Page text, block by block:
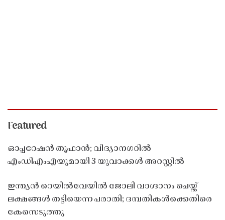
Featured
ഓപ്പറേഷൻ തൂഫാൻ; വിദ്യാനഗറിൽ
എംഡിഎംഎയുമായി 3 യുവാക്കൾ അറസ്റ്റിൽ
ഇന്ത്യൻ റെയിൽവേയിൽ ജോലി വാഗ്ദാനം ചെയ്ത്
ലക്ഷങ്ങൾ തട്ടിയെന്ന പരാതി; ദമ്പതികൾക്കെതിരെ
കേസെടുത്തു